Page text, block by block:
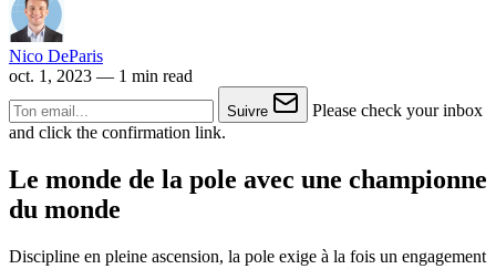
Nico DeParis
oct. 1, 2023 — 1 min read
Suivre
Please check your inbox
and click the confirmation link.
Le monde de la pole avec une championne
du monde
Discipline en pleine ascension, la pole exige à la fois un engagement